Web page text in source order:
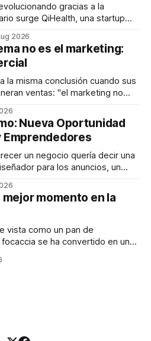
gracias a la
surge QiHealth, una startup
artificial y monitoreo
a las personas a tomar mejores
Su propuesta busca
2026
no es el marketing:
la misma conclusión cuando sus
ventas: "el marketing no
en otro lugar. Durante
SER PRO, el especialista en
Nueva Oportunidad
Emprendedores
un negocio quería decir una
para los anuncios, un
supiera de publicidad digital
un vendedor para atender
suerte— una persona
momento en la
vista como un pan de
se ha convertido en uno
y experiencias que